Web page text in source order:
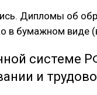
Дипломы об
в бумажном виде
системе
и